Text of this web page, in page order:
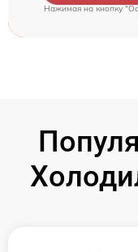
Нажимая на кнопку